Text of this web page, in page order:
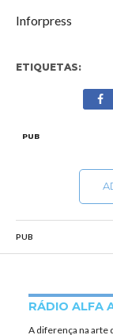
Inforpress
ETIQUETAS:
PUB
PUB
RÁDIO ALFA
A diferença na arte